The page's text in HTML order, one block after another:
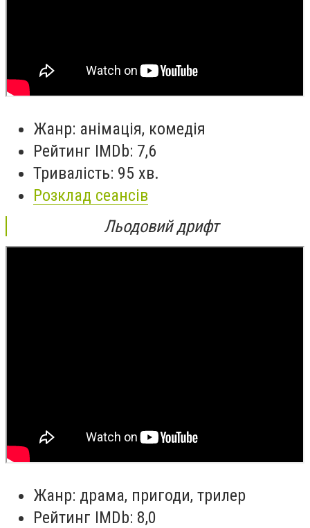
Жанр: анімація, комедія
Рейтинг IMDb: 7,6
Тривалість: 95 хв.
Розклад сеансів
Льодовий дрифт
Жанр: драма, пригоди, трилер
Рейтинг IMDb: 8,0